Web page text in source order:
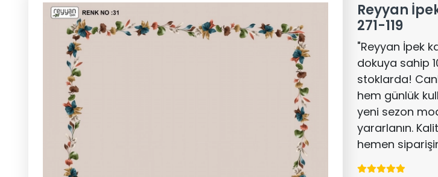
Reyyan
271-119
"Reyyan İpek
dokuya sahip
stoklarda!
hem günlük
yeni sezon
yararlanın.
hemen